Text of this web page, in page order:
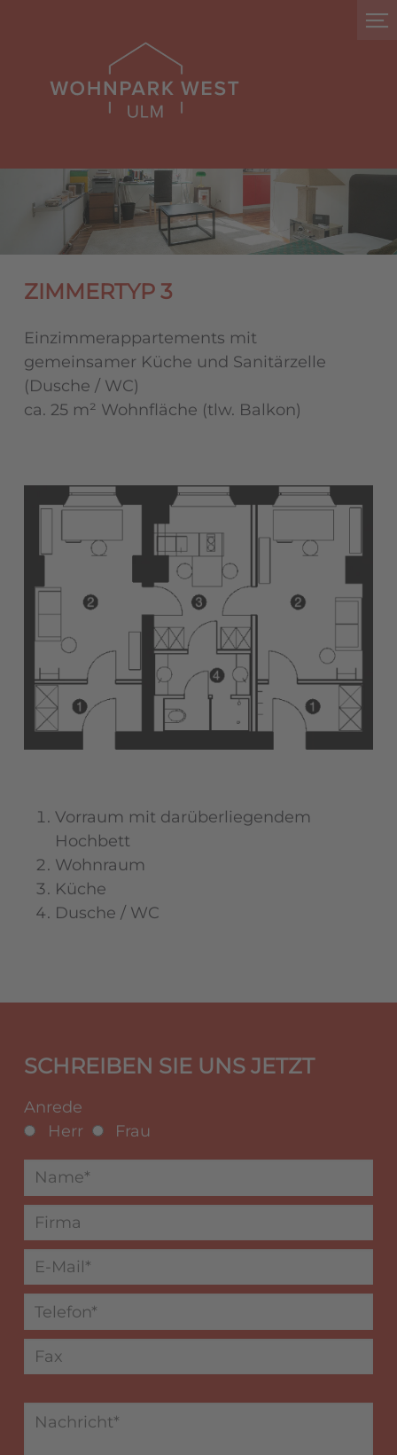
ZIMMERTYP 3
Einzimmerappartements mit
gemeinsamer Küche und Sanitärzelle
(Dusche / WC)
ca. 25 m² Wohnfläche (tlw. Balkon)
Vorraum mit darüberliegendem
Hochbett
Wohnraum
Küche
Dusche / WC
SCHREIBEN SIE UNS JETZT
Anrede
Herr
Frau